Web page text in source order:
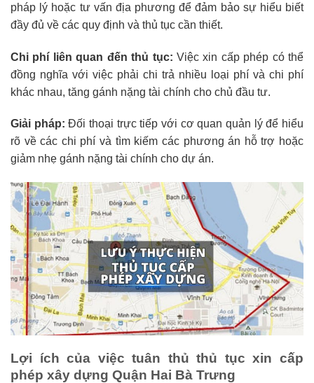
pháp lý hoặc tư vấn địa phương để đảm bảo sự hiểu biết
đầy đủ về các quy định và thủ tục cần thiết.
Chi phí liên quan đến thủ tục: Việc xin cấp phép có thể
đồng nghĩa với việc phải chi trả nhiều loại phí và chi phí
khác nhau, tăng gánh nặng tài chính cho chủ đầu tư.
Giải pháp: Đối thoại trực tiếp với cơ quan quản lý để hiểu
rõ về các chi phí và tìm kiếm các phương án hỗ trợ hoặc
giảm nhẹ gánh nặng tài chính cho dự án.
Lợi ích của việc tuân thủ thủ tục xin cấp
phép xây dựng Quận Hai Bà Trưng